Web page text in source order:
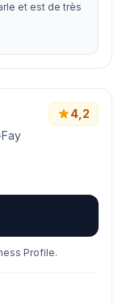
et est de très
4,2
Profile.